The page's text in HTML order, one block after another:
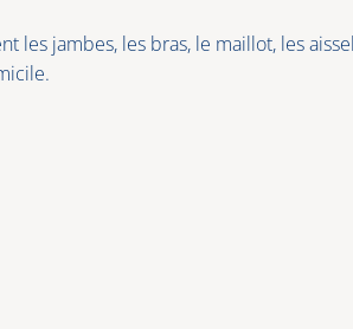
les jambes, les bras, le maillot, les